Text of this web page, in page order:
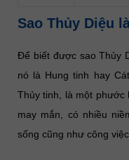
Sao Thủy Diệu
Để biết được sao Thủy
nó là Hung tinh hay
Thủy tinh, là một phước
may mắn, có nhiều
sống cũng như công